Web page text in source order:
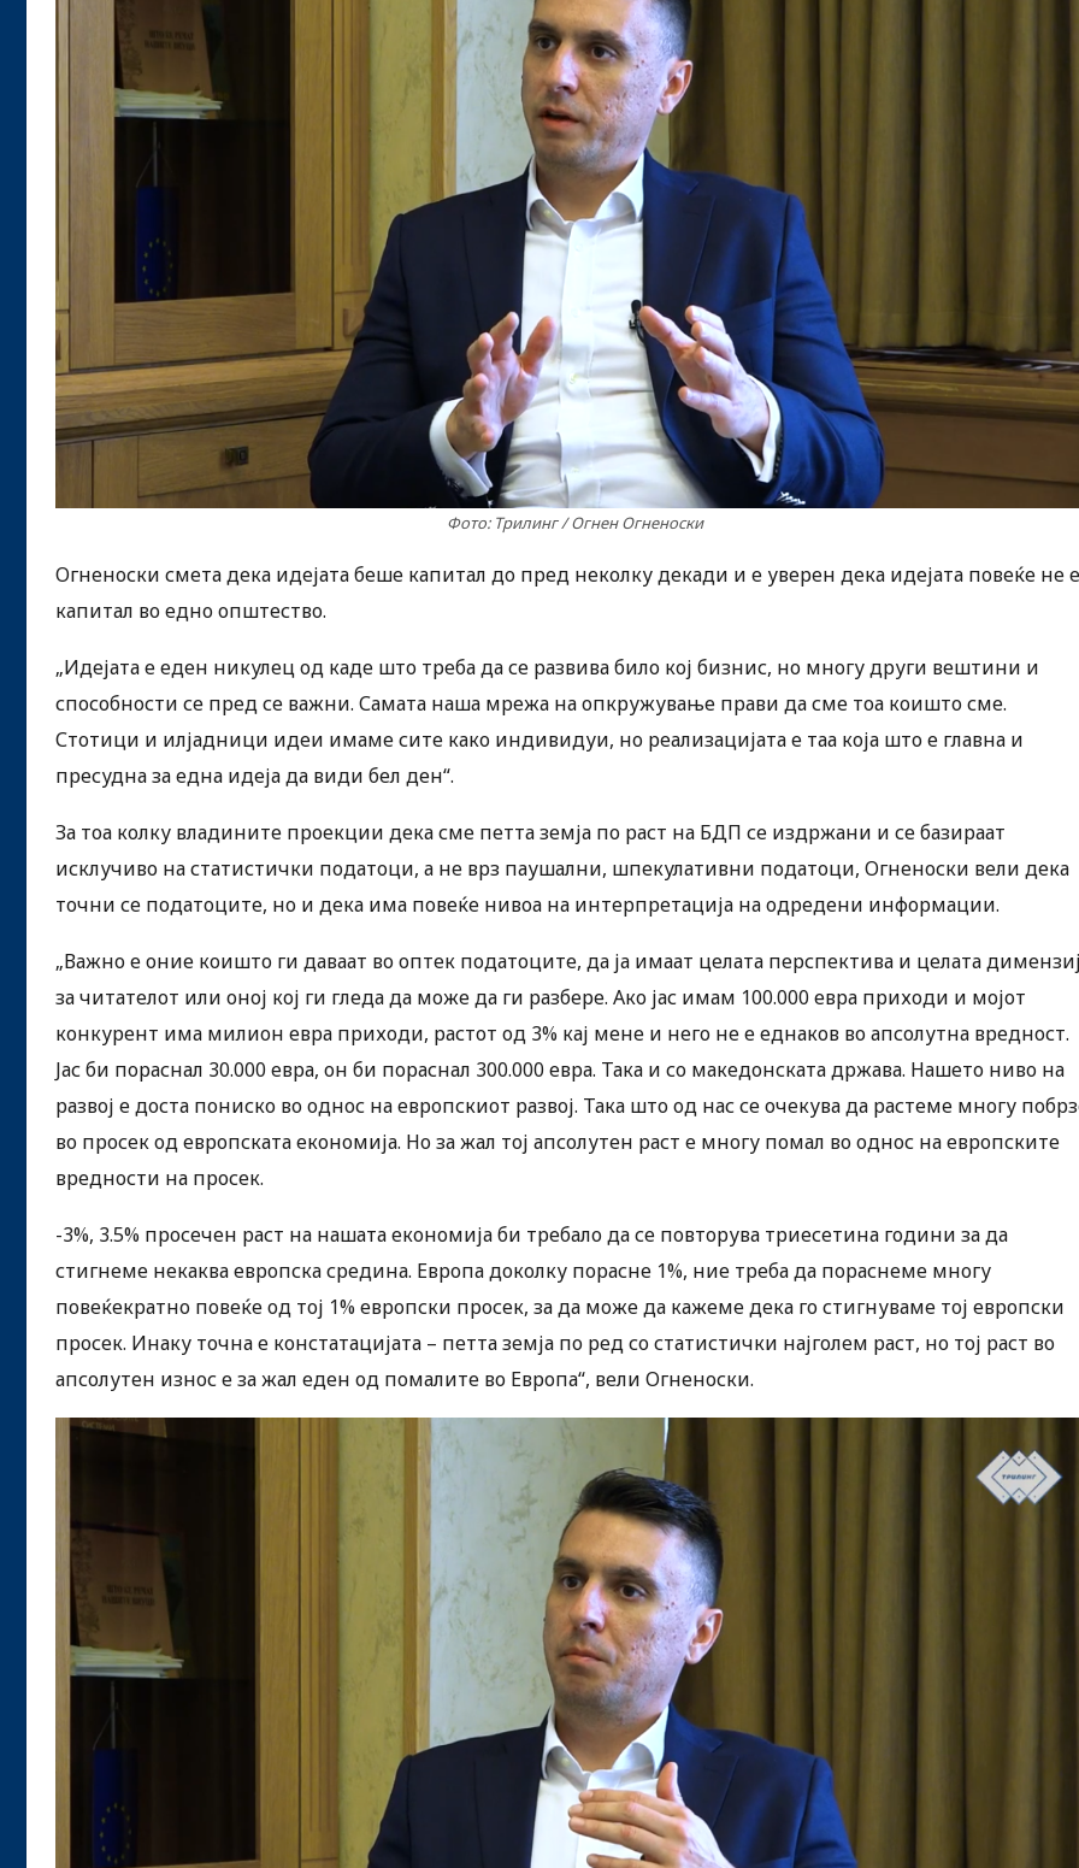
Фото: Трилинг / Огнен Огненоски
Огненоски смета дека идејата беше капитал до пред неколку декади и е уверен дека идејата повеќе не е
капитал во едно општество.
„Идејата е еден никулец од каде што треба да се развива било кој бизнис, но многу други вештини и
способности се пред се важни. Самата наша мрежа на опкружување прави да сме тоа коишто сме.
Стотици и илјадници идеи имаме сите како индивидуи, но реализацијата е таа која што е главна и
пресудна за една идеја да види бел ден“.
За тоа колку владините проекции дека сме петта земја по раст на БДП се издржани и се базираат
исклучиво на статистички податоци, а не врз паушални, шпекулативни податоци, Огненоски вели дека
точни се податоците, но и дека има повеќе нивоа на интерпретација на одредени информации.
„Важно е оние коишто ги даваат во оптек податоците, да ја имаат целата перспектива и целата
за читателот или оној кој ги гледа да може да ги разбере. Ако јас имам 100.000 евра приходи и мојот
конкурент има милион евра приходи, растот од 3% кај мене и него не е еднаков во апсолутна вредност.
Јас би пораснал 30.000 евра, он би пораснал 300.000 евра. Така и со македонската држава. Нашето ниво на
развој е доста пониско во однос на европскиот развој. Така што од нас се очекува да растеме многу
во просек од европската економија. Но за жал тој апсолутен раст е многу помал во однос на европските
вредности на просек.
-3%, 3.5% просечен раст на нашата економија би требало да се повторува триесетина години за да
стигнеме некаква европска средина. Европа доколку порасне 1%, ние треба да пораснеме многу
повеќекратно повеќе од тој 1% европски просек, за да може да кажеме дека го стигнуваме тој европски
просек. Инаку точна е констатацијата – петта земја по ред со статистички најголем раст, но тој раст во
апсолутен износ е за жал еден од помалите во Европа“, вели Огненоски.